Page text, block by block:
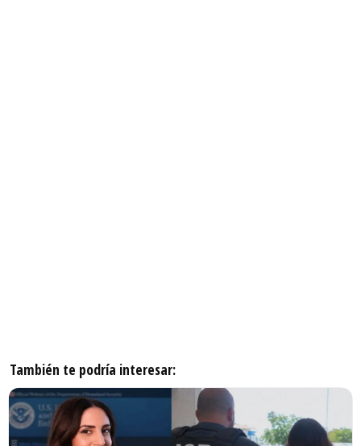
También te podría interesar: